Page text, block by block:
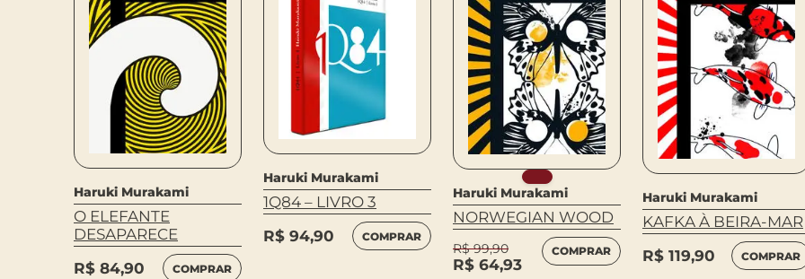
Haruki Murakami
O ELEFANTE
DESAPARECE
R$ 84,90 COMPRAR
Haruki Murakami
1Q84 – LIVRO 3
R$ 94,90 COMPRAR
Haruki Murakami
NORWEGIAN WOOD
R$99,90
R$ 64,93
COMPRAR
Haruki Murakami
KAFKA À BEIRA-MAR
R$ 119,90 COMPRAR